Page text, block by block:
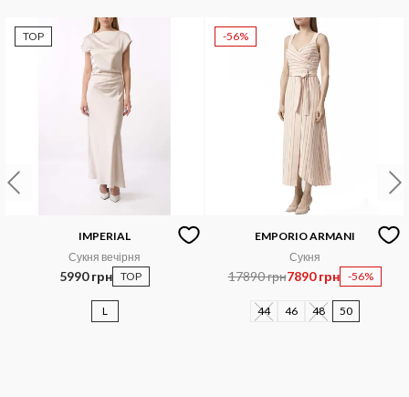
TOP
IMPERIAL
Сукня вечірня
5990 грн TOP
L
-56%
EMPORIO ARMANI
Сукня
17890 грн7890 грн -56%
44 46 48 50